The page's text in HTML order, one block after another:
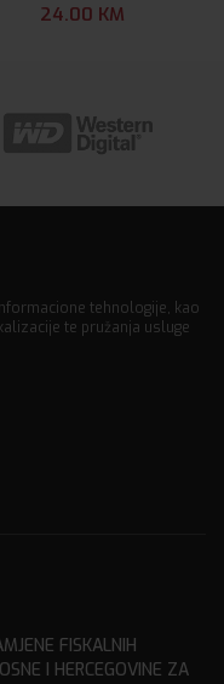
24.00 KM
tehnologije, kao
te pružanja usluge
FISKALNIH
I HERCEGOVINE ZA